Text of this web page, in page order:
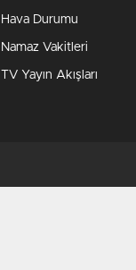
Hava Durumu
Namaz Vakitleri
TV Yayın Akışları